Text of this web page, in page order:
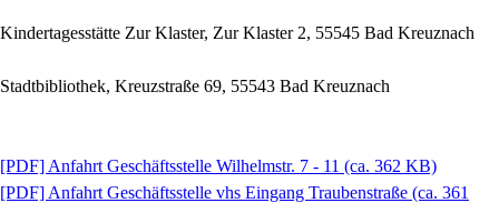
Kindertagesstätte Zur Klaster, Zur Klaster 2, 55545 Bad Kreuznach
Stadtbibliothek, Kreuzstraße 69, 55543 Bad Kreuznach
[PDF] Anfahrt Geschäftsstelle Wilhelmstr. 7 - 11 (ca. 362 KB)
[PDF] Anfahrt Geschäftsstelle vhs Eingang Traubenstraße (ca. 361